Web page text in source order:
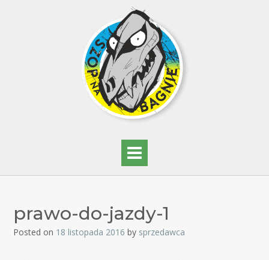
prawo-do-jazdy-1
Posted on 18 listopada 2016 by sprzedawca